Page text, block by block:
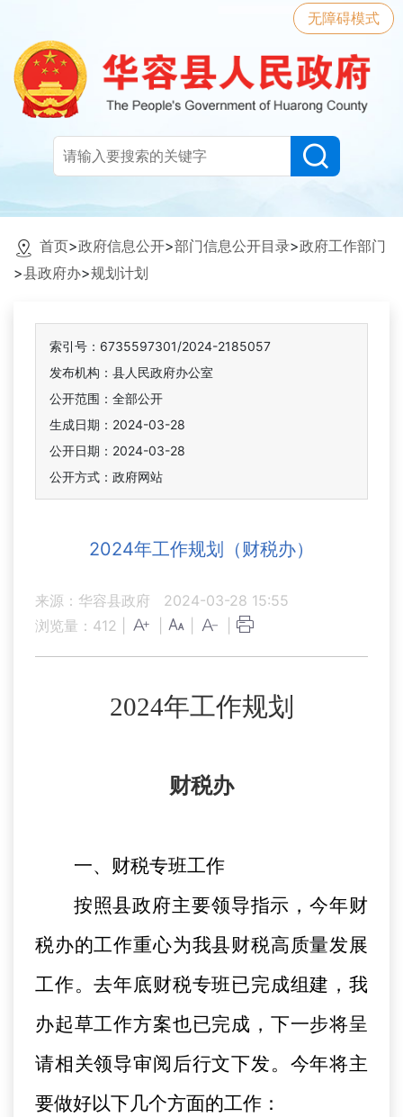
无障碍模式
首页>政府信息公开>部门信息公开目录>政府工作部门
>县政府办>规划计划
索引号：6735597301/2024-2185057
发布机构：县人民政府办公室
公开范围：全部公开
生成日期：2024-03-28
公开日期：2024-03-28
公开方式：政府网站
2024年工作规划（财税办）
来源：华容县政府
2024-03-28 15:55
浏览量： 412
2024年工作规划
财税办
一、财税专班工作
按照县政府主要领导指示，今年财
税办的工作重心为我县财税高质量发展
工作。去年底财税专班已完成组建，我
办起草工作方案也已完成，下一步将呈
请相关领导审阅后行文下发。今年将主
要做好以下几个方面的工作：